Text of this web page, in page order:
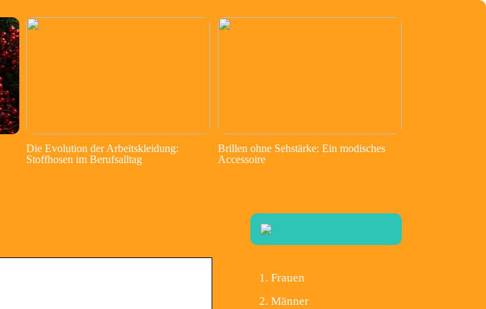
Die Evolution der Arbeitskleidung:
Stoffhosen im Berufsalltag
Brillen ohne Sehstärke: Ein modisches
Accessoire
Frauen
Männer